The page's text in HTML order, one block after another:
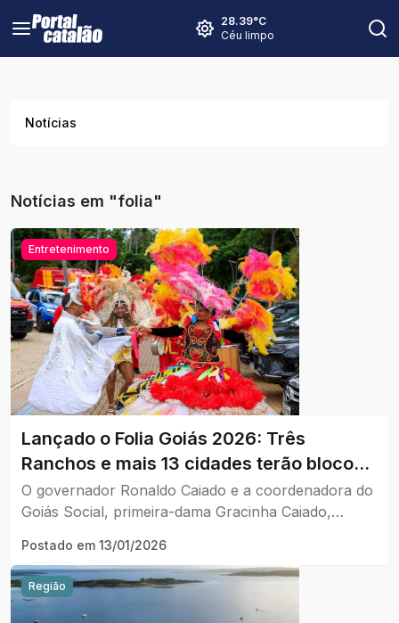
28.39°C
Céu limpo
Notícias
Notícias em "folia"
Entretenimento
Lançado o Folia Goiás 2026: Três
Ranchos e mais 13 cidades terão blocos
de carnaval
O governador Ronaldo Caiado e a coordenadora do
Goiás Social, primeira-dama Gracinha Caiado,
Folia Goiás 2026, iniciativa que apoia as festividades
carnavalescas em Goiânia e em diversos municípios
do estado.
Postado em 13/01/2026
Região